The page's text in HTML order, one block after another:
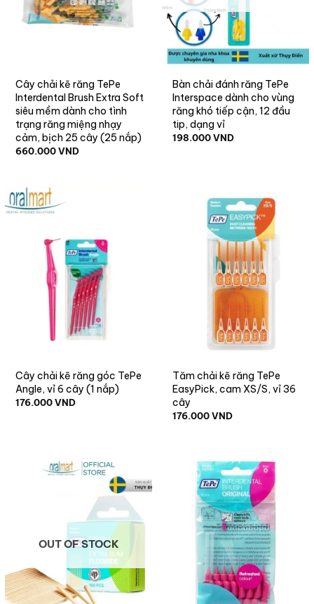
Cây chải kẽ răng TePe
Interdental Brush Extra Soft
siêu mềm dành cho tình
trạng răng miệng nhạy
cảm, bịch 25 cây (25 nắp)
660.000VND
Bàn chải đánh răng TePe
Interspace dành cho vùng
răng khó tiếp cận, 12 đầu
tip, dạng vỉ
198.000VND
Cây chải kẽ răng góc TePe
Angle, vỉ 6 cây (1 nắp)
176.000VND
Tăm chải kẽ răng TePe
EasyPick, cam XS/S, vỉ 36
cây
176.000VND
OUT OF STOCK